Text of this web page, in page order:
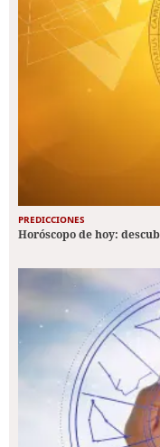
PREDICCIONES
Horóscopo de hoy: